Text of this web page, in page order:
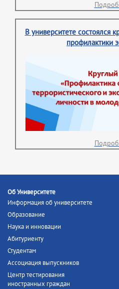
В университете состоялся
профилактики
Об Университете
Информация об университете
Образование
Наука и инновации
Абитуриенту
Студентам
Ассоциация выпускников
Центр тестирования
иностранных граждан